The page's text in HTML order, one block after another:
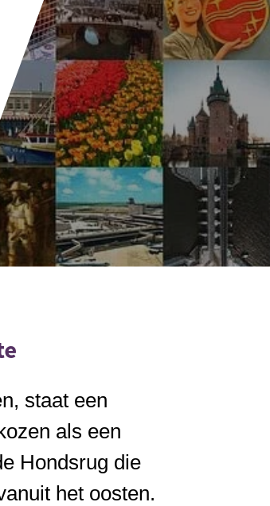
staat een
als een
Hondsrug die
het oosten.